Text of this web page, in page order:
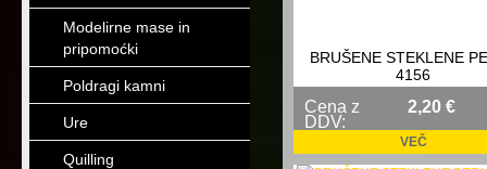
Modelirne mase in
pripomoćki
Poldragi kamni
Ure
Quilling
BRUŠENE STEKLENE
4156
Cena z
DDV:
2,20 €
VEČ